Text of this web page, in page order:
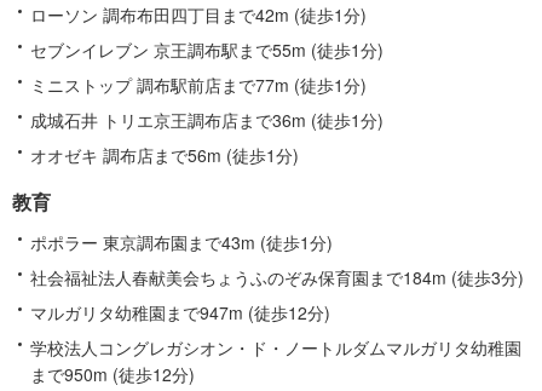
ローソン 調布布田四丁目まで42m (徒歩1分)
セブンイレブン 京王調布駅まで55m (徒歩1分)
ミニストップ 調布駅前店まで77m (徒歩1分)
成城石井 トリエ京王調布店まで36m (徒歩1分)
オオゼキ 調布店まで56m (徒歩1分)
教育
ポポラー 東京調布園まで43m (徒歩1分)
社会福祉法人春献美会ちょうふのぞみ保育園まで184m (徒歩3分)
マルガリタ幼稚園まで947m (徒歩12分)
学校法人コングレガシオン・ド・ノートルダムマルガリタ幼稚園
まで950m (徒歩12分)